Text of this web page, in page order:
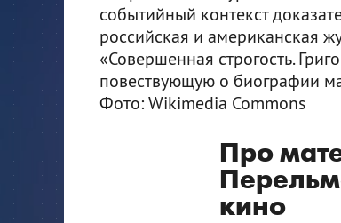
событийный контекст
российская и американская
«Совершенная строгость.
повествующую о биографии
Фото: Wikimedia Commons
Про
кино